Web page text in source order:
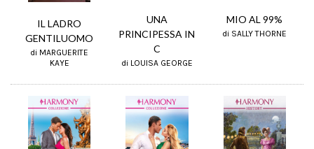
IL LADRO
GENTILUOMO
di MARGUERITE
KAYE
UNA
PRINCIPESSA IN
C
di LOUISA GEORGE
MIO AL 99%
di SALLY THORNE